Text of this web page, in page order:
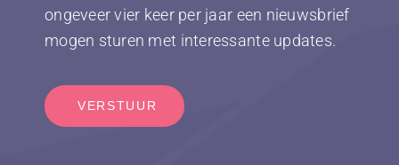
ongeveer vier keer per jaar een nieuwsbrief
mogen sturen met interessante updates.
VERSTUUR